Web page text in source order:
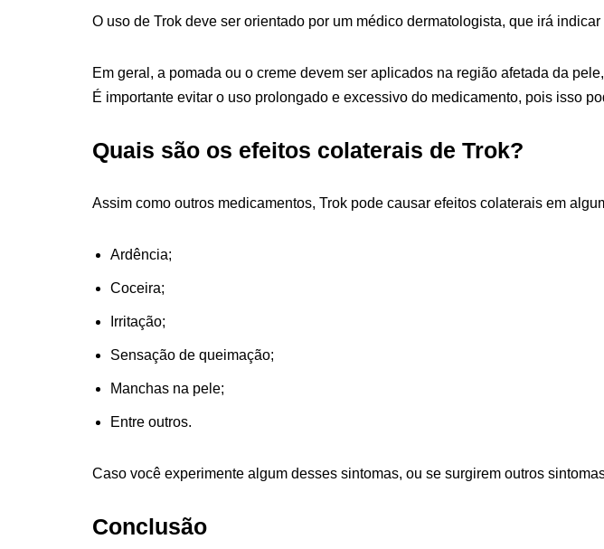
O uso de Trok deve ser orientado por um médico dermatologista, que irá
Em geral, a pomada ou o creme devem ser aplicados na região afetada da
É importante evitar o uso prolongado e excessivo do medicamento, pois isso
Quais são os efeitos colaterais de Trok?
Assim como outros medicamentos, Trok pode causar efeitos colaterais em
Ardência;
Coceira;
Irritação;
Sensação de queimação;
Manchas na pele;
Entre outros.
Caso você experimente algum desses sintomas, ou se surgirem outros
Conclusão